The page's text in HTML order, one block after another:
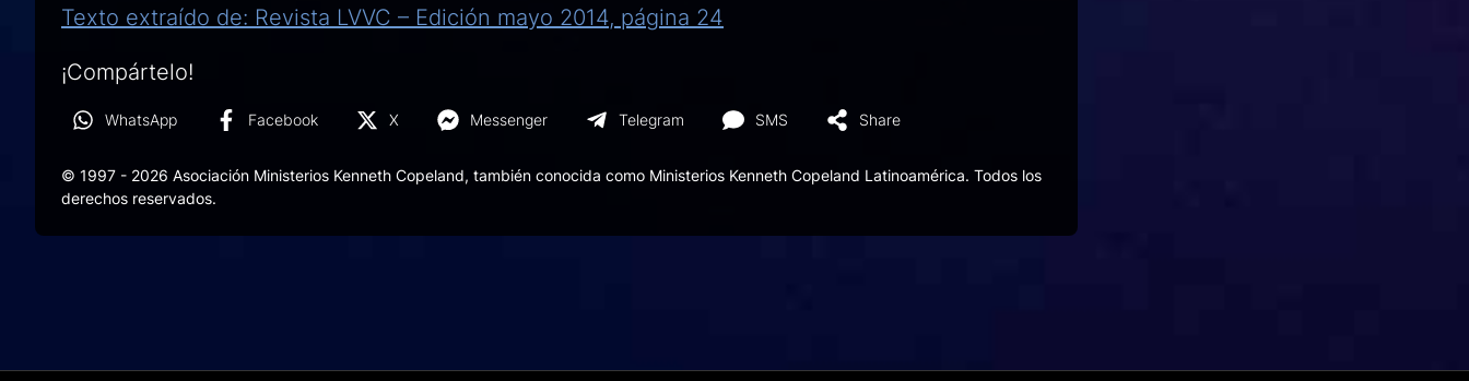
Texto extraído de: Revista LVVC – Edición mayo 2014, página 24
¡Compártelo!
WhatsApp Facebook X Messenger Telegram SMS Share
© 1997 - 2026 Asociación Ministerios Kenneth Copeland, también conocida como Ministerios Kenneth Copeland Latinoamérica. Todos los
derechos reservados.